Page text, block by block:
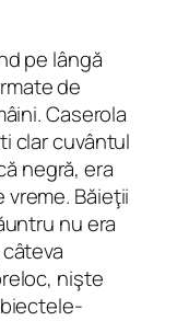
pe lângă
de
Caserola
clar cuvântul
negră, era
Băieţii
nu era
nişte